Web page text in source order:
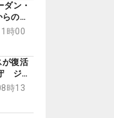
ン・
の勝
時00
が復活
ジェ
T
時13